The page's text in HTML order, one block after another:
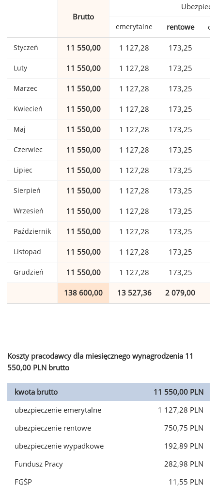
Brutto
emerytalne rentowe
Styczeń 11 550,00 1 127,28 173,25
Luty 11 550,00 1 127,28 173,25
Marzec 11 550,00 1 127,28 173,25
Kwiecień 11 550,00 1 127,28 173,25
Maj 11 550,00 1 127,28 173,25
Czerwiec 11 550,00 1 127,28 173,25
Lipiec 11 550,00 1 127,28 173,25
Sierpień 11 550,00 1 127,28 173,25
Wrzesień 11 550,00 1 127,28 173,25
Październik 11 550,00 1 127,28 173,25
Listopad 11 550,00 1 127,28 173,25
Grudzień 11 550,00 1 127,28 173,25
138 600,00 13 527,36 2 079,00
Koszty pracodawcy dla miesięcznego wynagrodzenia 11
550,00 PLN brutto
kwota brutto
11 550,00 PLN
ubezpieczenie emerytalne
1 127,28 PLN
ubezpieczenie rentowe
750,75 PLN
ubezpieczenie wypadkowe
192,89 PLN
Fundusz Pracy
282,98 PLN
FGŚP
11,55 PLN